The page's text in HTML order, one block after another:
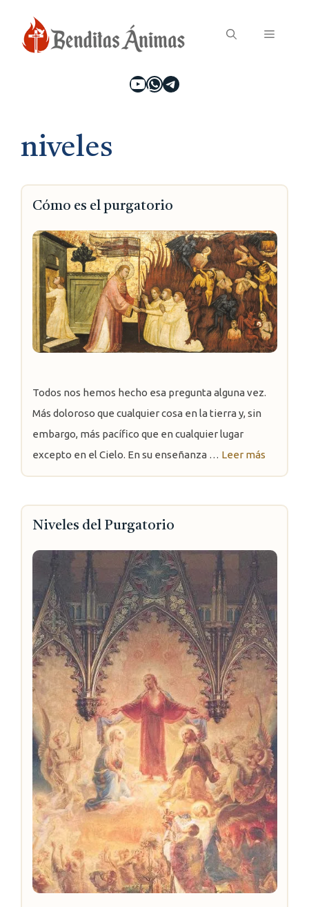
Saltar
Menú
YouTube
WhatsApp
Telegram
niveles
Cómo es el purgatorio
Todos nos hemos hecho esa pregunta alguna vez.
Más doloroso que cualquier cosa en la tierra y, sin
embargo, más pacífico que en cualquier lugar
excepto en el Cielo. En su enseñanza … Leer más
Niveles del Purgatorio